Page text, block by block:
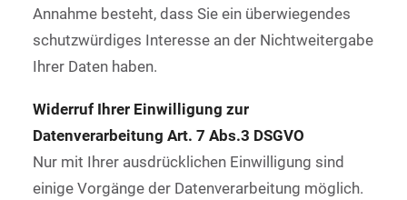
Annahme besteht, dass Sie ein überwiegendes
schutzwürdiges Interesse an der Nichtweitergabe
Ihrer Daten haben.
Widerruf Ihrer Einwilligung zur
Datenverarbeitung Art. 7 Abs.3 DSGVO
Nur mit Ihrer ausdrücklichen Einwilligung sind
einige Vorgänge der Datenverarbeitung möglich.